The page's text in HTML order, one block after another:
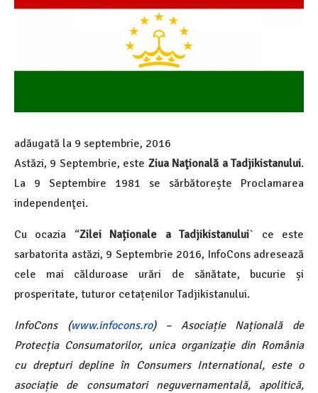
adăugată la 9 septembrie, 2016
Astăzi, 9 Septembrie, este Ziua Naţională a Tadjikistanului.
La 9 Septembire 1981 se sărbătorește Proclamarea
independenţei.
Cu ocazia “Zilei Naționale aTadjikistanului` ce este
sarbatorita astăzi, 9 Septembrie 2016, InfoCons adresează
cele mai călduroase urări de sănătate, bucurie și
prosperitate, tuturor cetațenilor Tadjikistanului.
InfoCons (www.infocons.ro) – Asociație Națională de
Protecția Consumatorilor, unica organizație din România
cu drepturi depline în Consumers International, este o
asociație de consumatori neguvernamentală, apolitică,